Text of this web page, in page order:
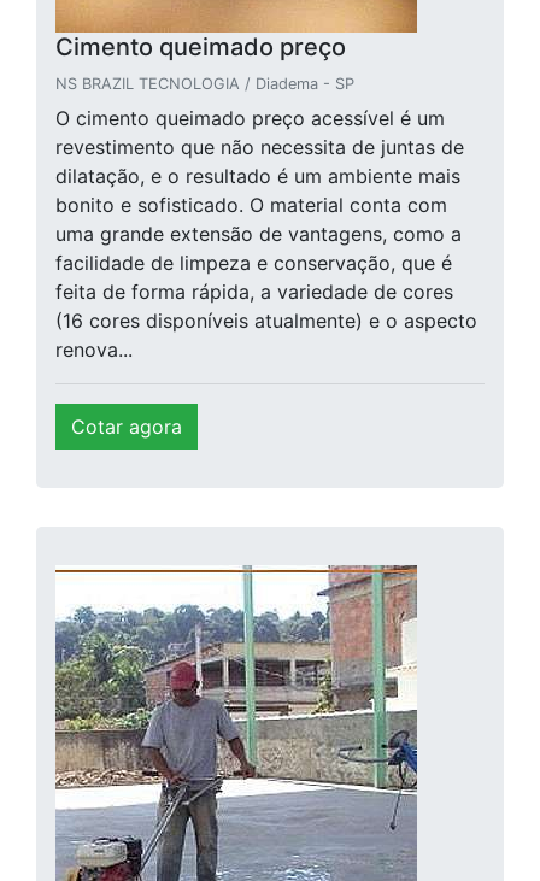
Cimento queimado preço
NS BRAZIL TECNOLOGIA / Diadema - SP
O cimento queimado preço acessível é um
revestimento que não necessita de juntas de
dilatação, e o resultado é um ambiente mais
bonito e sofisticado. O material conta com
uma grande extensão de vantagens, como a
facilidade de limpeza e conservação, que é
feita de forma rápida, a variedade de cores
(16 cores disponíveis atualmente) e o aspecto
renova...
Cotar agora